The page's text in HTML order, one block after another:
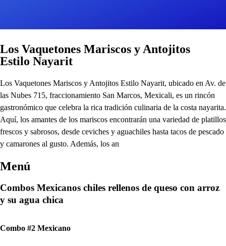
Los Vaquetones Mariscos y Antojitos
Estilo Nayarit
Los Vaquetones Mariscos y Antojitos Estilo Nayarit, ubicado en Av. de
las Nubes 715, fraccionamiento San Marcos, Mexicali, es un rincón
gastronómico que celebra la rica tradición culinaria de la costa nayarita.
Aquí, los amantes de los mariscos encontrarán una variedad de platillos
frescos y sabrosos, desde ceviches y aguachiles hasta tacos de pescado
y camarones al gusto. Además, los an
Menú
Combos Mexicanos chiles rellenos de queso con arroz
y su agua chica
Combo #2 Mexicano